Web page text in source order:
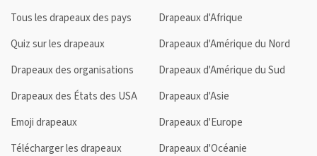
Tous les drapeaux des pays
Quiz sur les drapeaux
Drapeaux des organisations
Drapeaux des États des USA
Emoji drapeaux
Télécharger les drapeaux
Drapeaux d'Afrique
Drapeaux d'Amérique du Nord
Drapeaux d'Amérique du Sud
Drapeaux d'Asie
Drapeaux d'Europe
Drapeaux d'Océanie